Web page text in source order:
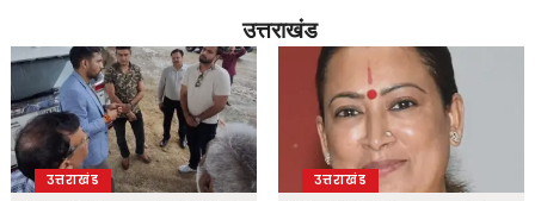
उत्तराखंड
उत्तराखंड उत्तराखंड